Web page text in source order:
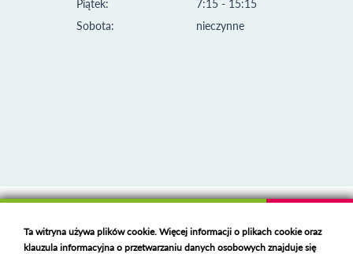
Piątek:
Sobota:
7:15 - 15:15
nieczynne
Deklaracja dostępności
Ta witryna używa plików cookie. Więcej informacji o plikach cookie oraz
klauzula informacyjna o przetwarzaniu danych osobowych znajduje się